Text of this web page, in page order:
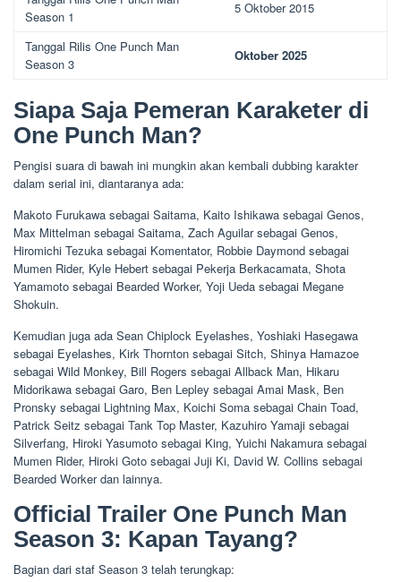
Season 1
5 Oktober 2015
Tanggal Rilis One Punch Man
Season 3
Oktober 2025
Siapa Saja Pemeran Karaketer di
One Punch Man?
Pengisi suara di bawah ini mungkin akan kembali dubbing karakter
dalam serial ini, diantaranya ada:
Makoto Furukawa sebagai Saitama, Kaito Ishikawa sebagai Genos,
Max Mittelman sebagai Saitama, Zach Aguilar sebagai Genos,
Hiromichi Tezuka sebagai Komentator, Robbie Daymond sebagai
Mumen Rider, Kyle Hebert sebagai Pekerja Berkacamata, Shota
Yamamoto sebagai Bearded Worker, Yoji Ueda sebagai Megane
Shokuin.
Kemudian juga ada Sean Chiplock Eyelashes, Yoshiaki Hasegawa
sebagai Eyelashes, Kirk Thornton sebagai Sitch, Shinya Hamazoe
sebagai Wild Monkey, Bill Rogers sebagai Allback Man, Hikaru
Midorikawa sebagai Garo, Ben Lepley sebagai Amai Mask, Ben
Pronsky sebagai Lightning Max, Koichi Soma sebagai Chain Toad,
Patrick Seitz sebagai Tank Top Master, Kazuhiro Yamaji sebagai
Silverfang, Hiroki Yasumoto sebagai King, Yuichi Nakamura sebagai
Mumen Rider, Hiroki Goto sebagai Juji Ki, David W. Collins sebagai
Bearded Worker dan lainnya.
Official Trailer One Punch Man
Season 3: Kapan Tayang?
Bagian dari staf Season 3 telah terungkap: